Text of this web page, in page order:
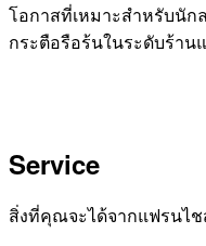
โอกาสที่เหมาะสำหรับนั
กระตือรือร้นในระดับร้าน
Service
สิ่งที่คุณจะได้จากแฟรนไช